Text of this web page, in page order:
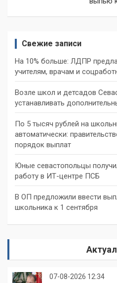
Свежие записи
На 10% больше: ЛДПР
учителям, врачам и
Возле школ и детсадов
устанавливать
По 5 тысяч рублей на
автоматически:
порядок выплат
Юные севастопольцы
работу в ИТ-центре ПСБ
В ОП предложили ввести
школьника к 1 сентября
07-08-2026 12:34